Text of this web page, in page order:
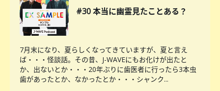
#30 本当に幽霊見たことある？
7月末になり、夏らしくなってきていますが、夏と言え
ば・・・怪談話。その昔、J-WAVEにもお化けが出たと
か、出ないとか・・・20年ぶりに歯医者に行ったら3本虫
歯があったとか、なかったとか・・・シャンク...